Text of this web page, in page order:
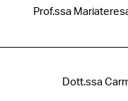
Prof.ssa
Dott.ssa